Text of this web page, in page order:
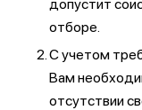
допустит
отборе.
С учетом
Вам
отсутствии